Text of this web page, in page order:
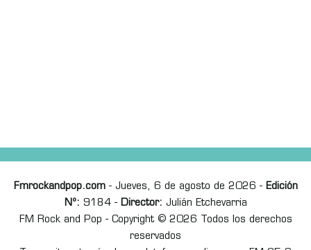
Fmrockandpop.com- Jueves, 6 de agosto de 2026 - Edición
Nº: 9184 - Director: Julián Etchevarria
FM Rock and Pop - Copyright © 2026 Todos los derechos
reservados